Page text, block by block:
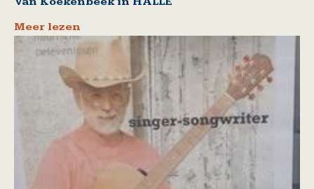
Meer lezen